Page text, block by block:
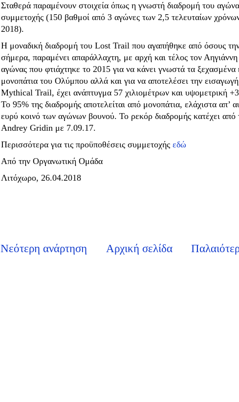
Σταθερά παραμένουν στοιχεία όπως η γνωστή διαδρομή του
συμμετοχής (150 βαθμοί από 3 αγώνες των 2,5 τελευταίων
2018).
Η μοναδική διαδρομή του Lost Trail που αγαπήθηκε από όσους την
σήμερα, παραμένει απαράλλαχτη, με αρχή και τέλος τον
αγώνας που φτιάχτηκε το 2015 για να κάνει γνωστά τα ξεχασμένα
μονοπάτια του Ολύμπου αλλά και για να αποτελέσει την
Mythical Trail, έχει ανάπτυγμα 57 χιλιομέτρων και υψομετρική
Το 95% της διαδρομής αποτελείται από μονοπάτια, ελάχιστα απ’
ευρύ κοινό των αγώνων βουνού. Το ρεκόρ διαδρομής κατέχει από
Andrey Gridin με 7.09.17.
Περισσότερα για τις προϋποθέσεις συμμετοχής εδώ
Από την Οργανωτική Ομάδα
Λιτόχωρο, 26.04.2018
Νεότερη ανάρτηση Αρχική σελίδα